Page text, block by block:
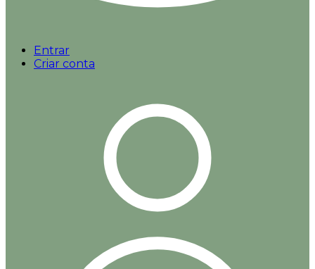
Entrar
Criar conta